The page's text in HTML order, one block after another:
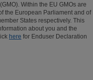
Within the EU GMOs are
the European Parliament and of
States respectively. This
about you and the
here for Enduser Declaration